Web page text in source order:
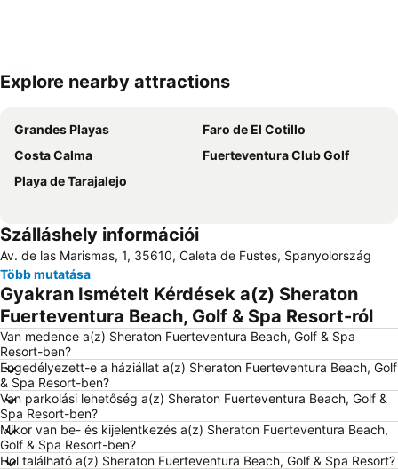
Nagy méretű térkép
Explore nearby attractions
Grandes Playas
Faro de El Cotillo
Costa Calma
Fuerteventura Club Golf
Playa de Tarajalejo
Szálláshely információi
Av. de las Marismas, 1, 35610, Caleta de Fustes, Spanyolország
Több mutatása
Gyakran Ismételt Kérdések a(z) Sheraton
Fuerteventura Beach, Golf & Spa Resort-ról
Van medence a(z) Sheraton Fuerteventura Beach, Golf & Spa
Resort-ben?
Engedélyezett-e a háziállat a(z) Sheraton Fuerteventura Beach, Golf
& Spa Resort-ben?
Van parkolási lehetőség a(z) Sheraton Fuerteventura Beach, Golf &
Spa Resort-ben?
Mikor van be- és kijelentkezés a(z) Sheraton Fuerteventura Beach,
Golf & Spa Resort-ben?
Hol található a(z) Sheraton Fuerteventura Beach, Golf & Spa Resort?